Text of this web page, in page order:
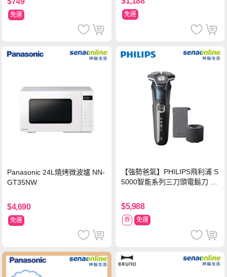
免運 免運
Panasonic 24L燒烤微波爐 NN-
GT35NW
$4,690
免運
【強勢爸氣】PHILIPS飛利浦 S
5000智能系列三刀頭電鬍刀 S5
$5,988
券 免運